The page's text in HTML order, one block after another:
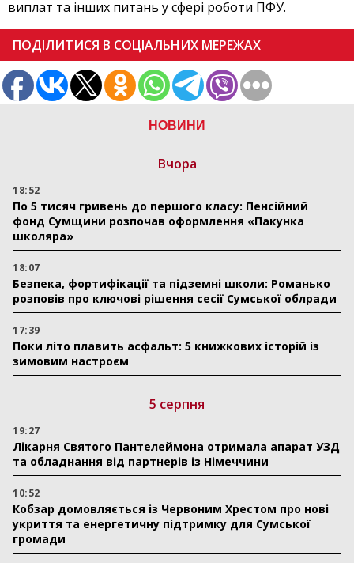
НОВИНИ
Вчора
18:52
По 5 тисяч гривень до першого класу: Пенсійний
фонд Сумщини розпочав оформлення «Пакунка
школяра»
18:07
Безпека, фортифікації та підземні школи: Романько
розповів про ключові рішення сесії Сумської облради
17:39
Поки літо плавить асфальт: 5 книжкових історій із
зимовим настроєм
5 серпня
19:27
Лікарня Святого Пантелеймона отримала апарат УЗД
та обладнання від партнерів із Німеччини
10:52
Кобзар домовляється із Червоним Хрестом про нові
укриття та енергетичну підтримку для Сумської
громади
виплат та інших питань у сфері роботи ПФУ.
ПОДІЛИТИСЯ В СОЦІАЛЬНИХ МЕРЕЖАХ